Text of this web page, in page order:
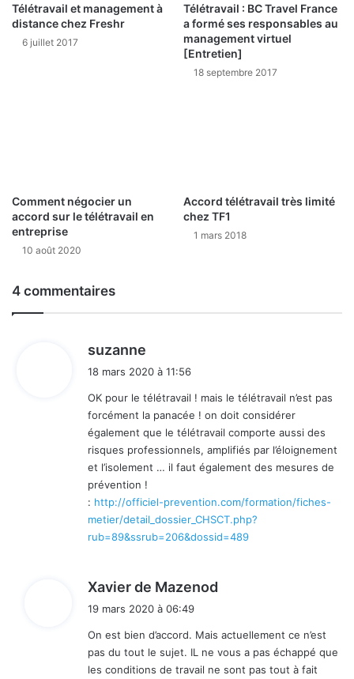
Télétravail et management à
distance chez Freshr
6 juillet 2017
Télétravail : BC Travel France
a formé ses responsables au
management virtuel
[Entretien]
18 septembre 2017
Comment négocier un
accord sur le télétravail en
entreprise
10 août 2020
Accord télétravail très limité
chez TF1
1 mars 2018
4 commentaires
suzanne
:
18 mars 2020 à 11:56
OK pour le télétravail ! mais le télétravail n’est pas
forcément la panacée ! on doit considérer
également que le télétravail comporte aussi des
risques professionnels, amplifiés par l’éloignement
et l’isolement … il faut également des mesures de
prévention !
: http://officiel-prevention.com/formation/fiches-
metier/detail_dossier_CHSCT.php?
rub=89&ssrub=206&dossid=489
Xavier de Mazenod
:
19 mars 2020 à 06:49
On est bien d’accord. Mais actuellement ce n’est
pas du tout le sujet. IL ne vous a pas échappé que
les conditions de travail ne sont pas tout à fait